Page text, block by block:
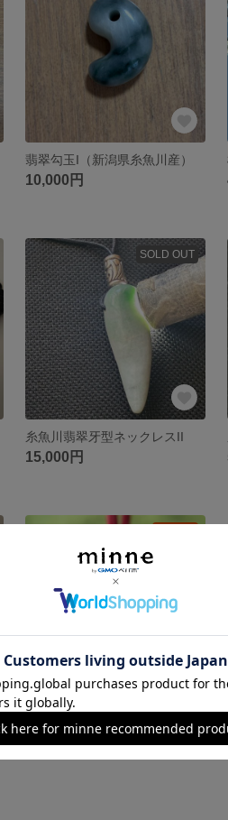
翡翠勾玉I（新潟県糸魚川産）
10,000円
SOLD OUT
糸魚川翡翠牙型ネックレスII
15,000円
黒翡翠ストラップ（赤）
5,000円